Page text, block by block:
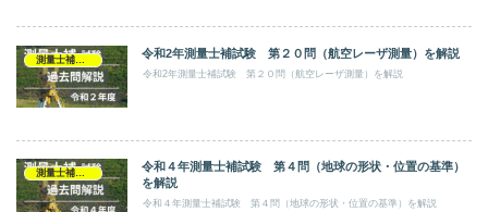
令和2年測量士補試験 第２０問（航空レーザ測量）を解説
令和2年測量士補試験 第２０問（航空レーザ測量）を解説
測量士補試験
令和４年測量士補試験 第４問（地球の形状・位置の基準）
を解説
令和４年測量士補試験 第４問（地球の形状・位置の基準）を解説